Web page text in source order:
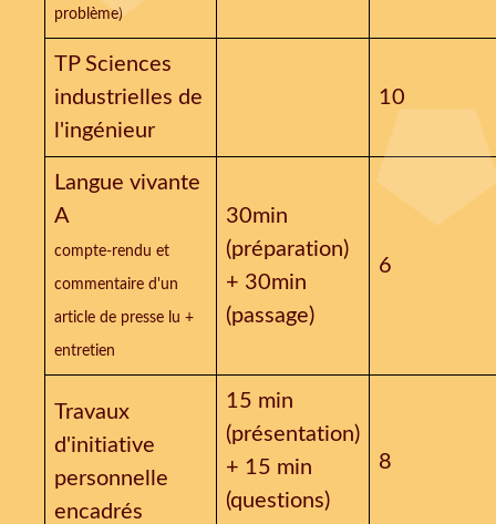
problème)
TP Sciences
industrielles de
l'ingénieur
10
Langue vivante
A
compte-rendu et
commentaire d'un
article de presse lu +
entretien
30min
(préparation)
+ 30min
(passage)
6
Travaux
d'initiative
personnelle
encadrés
15 min
(présentation)
+ 15 min
(questions)
8